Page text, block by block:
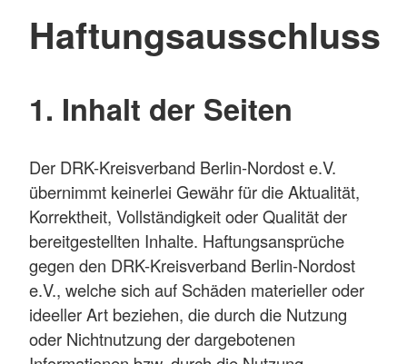
Haftungsausschluss
1. Inhalt der Seiten
Der DRK-Kreisverband Berlin-Nordost e.V.
übernimmt keinerlei Gewähr für die Aktualität,
Korrektheit, Vollständigkeit oder Qualität der
bereitgestellten Inhalte. Haftungsansprüche
gegen den DRK-Kreisverband Berlin-Nordost
e.V., welche sich auf Schäden materieller oder
ideeller Art beziehen, die durch die Nutzung
oder Nichtnutzung der dargebotenen